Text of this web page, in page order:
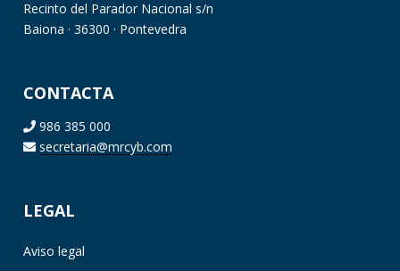
Recinto del Parador Nacional s/n
Baiona · 36300 · Pontevedra
CONTACTA
986 385 000
secretaria@mrcyb.com
LEGAL
Aviso legal